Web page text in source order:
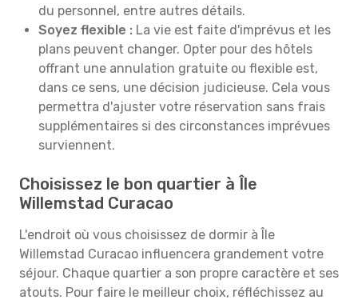
du personnel, entre autres détails.
Soyez flexible : La vie est faite d'imprévus et les
plans peuvent changer. Opter pour des hôtels
offrant une annulation gratuite ou flexible est,
dans ce sens, une décision judicieuse. Cela vous
permettra d'ajuster votre réservation sans frais
supplémentaires si des circonstances imprévues
surviennent.
Choisissez le bon quartier à Île
Willemstad Curacao
L'endroit où vous choisissez de dormir à Île
Willemstad Curacao influencera grandement votre
séjour. Chaque quartier a son propre caractère et ses
atouts. Pour faire le meilleur choix, réfléchissez au